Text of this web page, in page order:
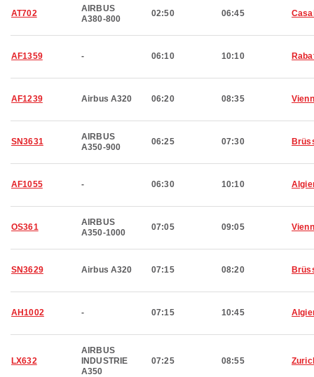
AT702
AIRBUS
A380-800
02:50 06:45
AF1359 - 06:10 10:10
AF1239 Airbus A320 06:20 08:35
SN3631
AIRBUS
A350-900
06:25 07:30
AF1055 - 06:30 10:10
OS361
AIRBUS
A350-1000
07:05 09:05
SN3629 Airbus A320 07:15 08:20
AH1002 - 07:15 10:45
LX632
AIRBUS
INDUSTRIE
A350
07:25 08:55